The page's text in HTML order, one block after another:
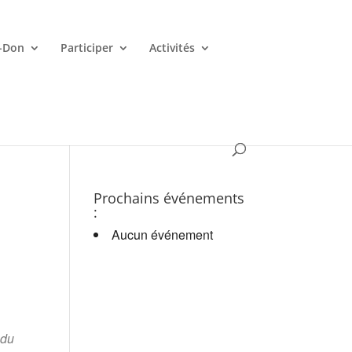
Participer Activités
Prochains événements
:
Aucun événement